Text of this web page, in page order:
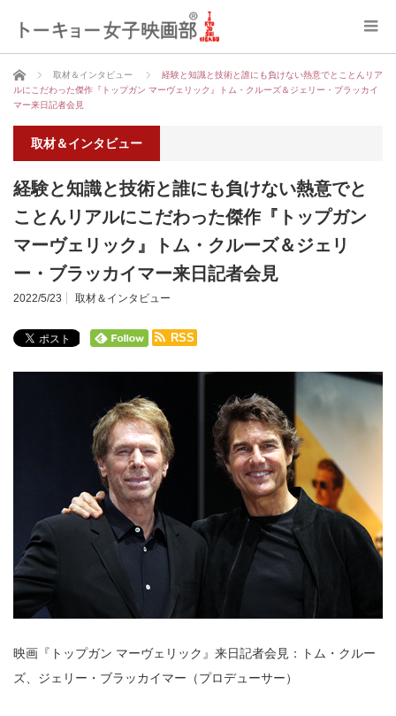
ホーム 取材＆インタビュー
経験と知識と技術と誰にも負けない熱意でとことんリア
ルにこだわった傑作『トップガン マーヴェリック』トム・クルーズ＆ジェリー・ブラッカイ
マー来日記者会見
取材＆インタビュー
経験と知識と技術と誰にも負けない熱意でと
ことんリアルにこだわった傑作『トップガン
マーヴェリック』トム・クルーズ＆ジェリ
ー・ブラッカイマー来日記者会見
2022/5/23 取材＆インタビュー
RSS
映画『トップガン マーヴェリック』来日記者会見：トム・クルー
ズ、ジェリー・ブラッカイマー（プロデューサー）